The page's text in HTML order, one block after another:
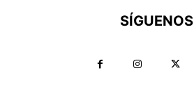
SÍGUENOS